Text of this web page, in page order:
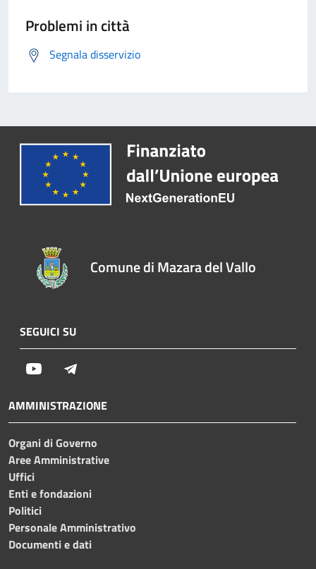
Problemi in città
Segnala disservizio
Comune di Mazara del Vallo
SEGUICI SU
Youtube
AMMINISTRAZIONE
Organi di Governo
Aree Amministrative
Uffici
Enti e fondazioni
Politici
Personale Amministrativo
Documenti e dati